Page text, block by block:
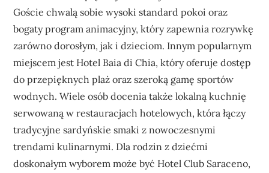
Goście chwalą sobie wysoki standard pokoi oraz
bogaty program animacyjny, który zapewnia rozrywkę
zarówno dorosłym, jak i dzieciom. Innym popularnym
miejscem jest Hotel Baia di Chia, który oferuje dostęp
do przepięknych plaż oraz szeroką gamę sportów
wodnych. Wiele osób docenia także lokalną kuchnię
serwowaną w restauracjach hotelowych, która łączy
tradycyjne sardyńskie smaki z nowoczesnymi
trendami kulinarnymi. Dla rodzin z dziećmi
doskonałym wyborem może być Hotel Club Saraceno,